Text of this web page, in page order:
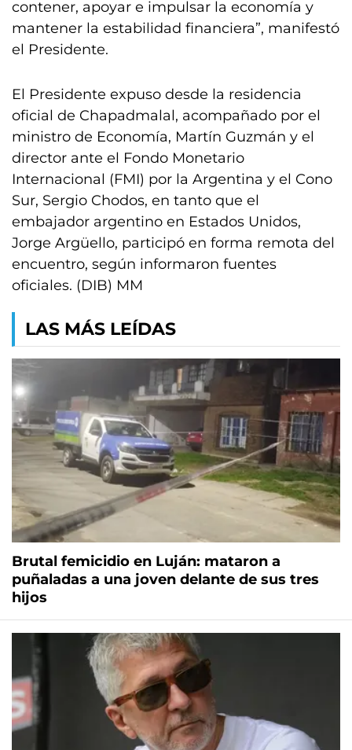
contener, apoyar e impulsar la economía y
mantener la estabilidad financiera”, manifestó
el Presidente.
El Presidente expuso desde la residencia
oficial de Chapadmalal, acompañado por el
ministro de Economía, Martín Guzmán y el
director ante el Fondo Monetario
Internacional (FMI) por la Argentina y el Cono
Sur, Sergio Chodos, en tanto que el
embajador argentino en Estados Unidos,
Jorge Argüello, participó en forma remota del
encuentro, según informaron fuentes
oficiales. (DIB) MM
LAS MÁS LEÍDAS
Brutal femicidio en Luján: mataron a
puñaladas a una joven delante de sus tres
hijos